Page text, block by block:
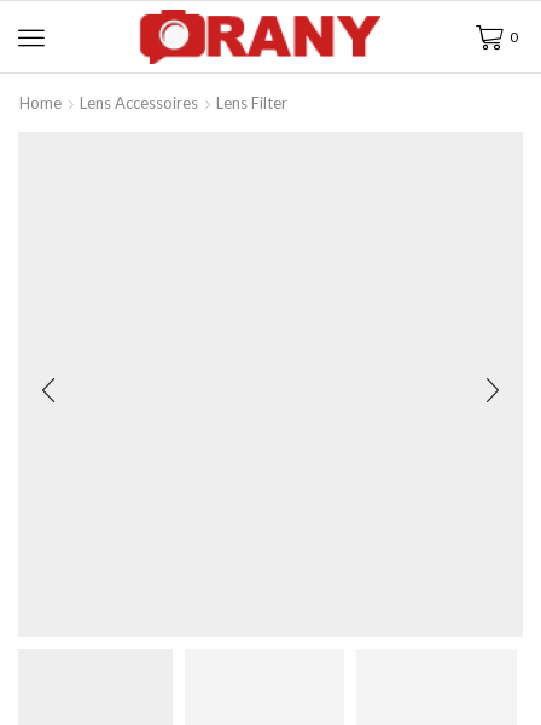
0
Home Lens Accessoires Lens Filter